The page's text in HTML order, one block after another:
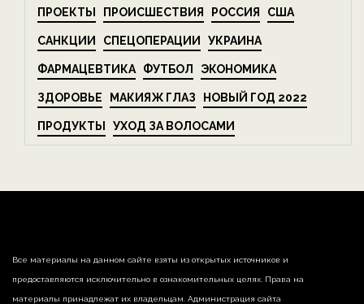
ПРОЕКТЫ ПРОИСШЕСТВИЯ РОССИЯ США
САНКЦИИ СПЕЦОПЕРАЦИИ УКРАИНА
ФАРМАЦЕВТИКА ФУТБОЛ ЭКОНОМИКА
ЗДОРОВЬЕ МАКИЯЖ ГЛАЗ НОВЫЙ ГОД 2022
ПРОДУКТЫ УХОД ЗА ВОЛОСАМИ
Все материалы на данном сайте взяты из открытых источников и
предоставляются исключительно в ознакомительных целях. Права на
материалы принадлежат их владельцам. Администрация сайта